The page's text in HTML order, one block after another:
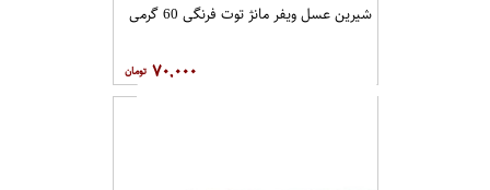
شیرین عسل ویفر مانژ توت فرنگی 60 گرمی
۷۰,۰۰۰